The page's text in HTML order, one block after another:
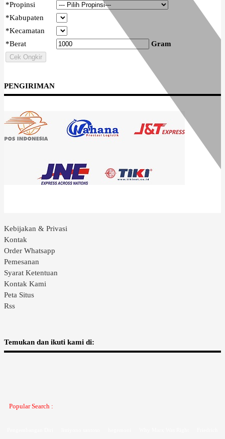
*Propinsi
*Kabupaten
*Kecamatan
*Berat Gram
Cek Ongkir
PENGIRIMAN
Kebijakan & Privasi
Kontak
Order Whatsapp
Pemesanan
Syarat Ketentuan
Kontak Kami
Peta Situs
Rss
Temukan dan ikuti kami di:
Popular Search :